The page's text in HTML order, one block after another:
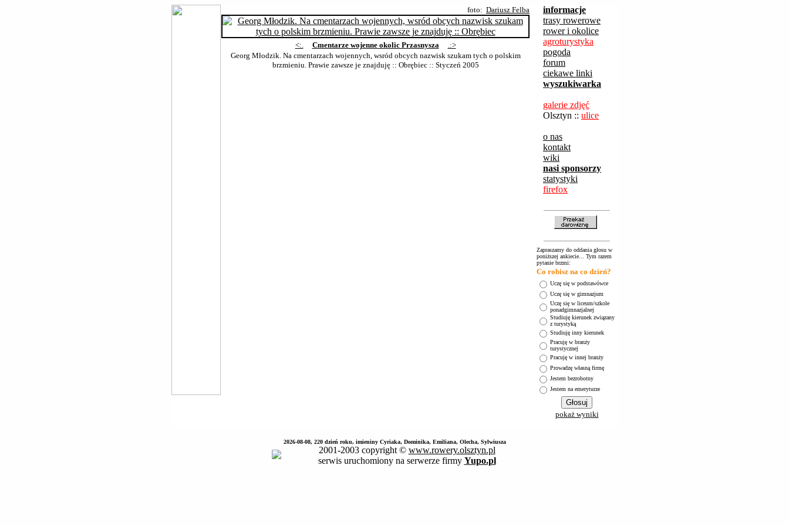
foto: Dariusz Felba
<:. Cmentarze wojenne okolic Przasnysza
.:>
Georg Młodzik. Na cmentarzach wojennych, wsród obcych nazwisk szukam tych o polskim
brzmieniu. Prawie zawsze je znajduję :: Obrębiec:: Styczeń 2005
informacje
trasy rowerowe
rower i okolice
agroturystyka
pogoda
forum
ciekawe linki
wyszukiwarka
galerie zdjęć
Olsztyn :: ulice
o nas
kontakt
wiki
nasi sponsorzy
statystyki
firefox
Zapraszamy do oddania głosu w
poniższej ankiecie... Tym razem
pytanie brzmi:
Co robisz na co dzień?
Uczę się w podstawówce
Uczę się w gimnazjum
Uczę się w liceum/szkole
ponadgimnazjalnej
Studiuję kierunek związany
z turystyką
Studiuję inny kierunek
Pracuję w branży
turystycznej
Pracuję w innej branży
Prowadzę własną firmę
Jestem bezrobotny
Jestem na emeryturze
pokaż wyniki
2026-08-08, 220 dzień roku, imieniny Cyriaka, Dominika, Emiliana, Olecha, Sylwiusza
2001-2003 copyright © www.rowery.olsztyn.pl
serwis uruchomiony na serwerze firmy Yupo.pl